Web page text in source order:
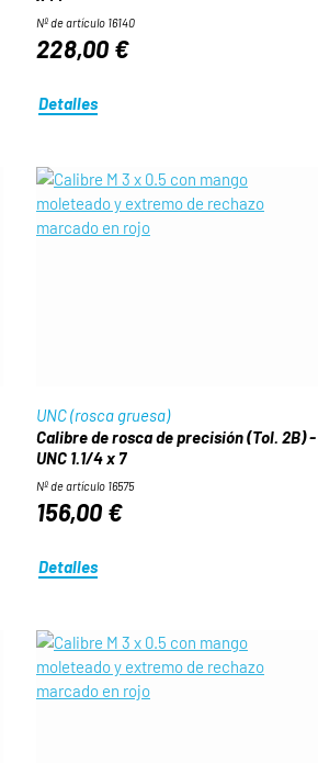
Nº de artículo 16140
228,00 €
Detalles
UNC (rosca gruesa)
Calibre de rosca de precisión (Tol. 2B) -
UNC 1.1/4 x 7
Nº de artículo 16575
156,00 €
Detalles